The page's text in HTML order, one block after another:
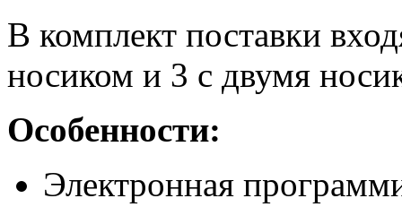
В комплект поставки
носиком и 3 с двумя
Особенности:
Электронная